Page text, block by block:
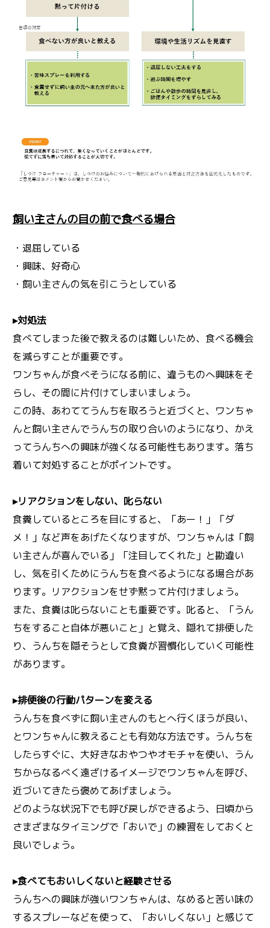
飼い主さんの目の前で食べる場合
・退屈している
・興味、好奇心
・飼い主さんの気を引こうとしている
▸対処法
食べてしまった後で教えるのは難しいため、食べる機会
を減らすことが重要です。
ワンちゃんが食べそうになる前に、違うものへ興味をそ
らし、その間に片付けてしまいましょう。
この時、あわててうんちを取ろうと近づくと、ワンちゃ
んと飼い主さんでうんちの取り合いのようになり、かえ
ってうんちへの興味が強くなる可能性もあります。落ち
着いて対処することがポイントです。
▸リアクションをしない、叱らない
食糞しているところを目にすると、「あー！」「ダ
メ！」など声をあげたくなりますが、ワンちゃんは「飼
い主さんが喜んでいる」「注目してくれた」と勘違い
し、気を引くためにうんちを食べるようになる場合があ
ります。リアクションをせず黙って片付けましょう。
また、食糞は叱らないことも重要です。叱ると、「うん
ちをすること自体が悪いこと」と覚え、隠れて排便した
り、うんちを隠そうとして食糞が習慣化していく可能性
があります。
▸排便後の行動パターンを変える
うんちを食べずに飼い主さんのもとへ行くほうが良い、
とワンちゃんに教えることも有効な方法です。うんちを
したらすぐに、大好きなおやつやオモチャを使い、うん
ちからなるべく遠ざけるイメージでワンちゃんを呼び、
近づいてきたら褒めてあげましょう。
どのような状況下でも呼び戻しができるよう、日頃から
さまざまなタイミングで「おいで」の練習をしておくと
良いでしょう。
▸食べてもおいしくないと経験させる
うんちへの興味が強いワンちゃんは、なめると苦い味の
するスプレーなどを使って、「おいしくない」と感じて